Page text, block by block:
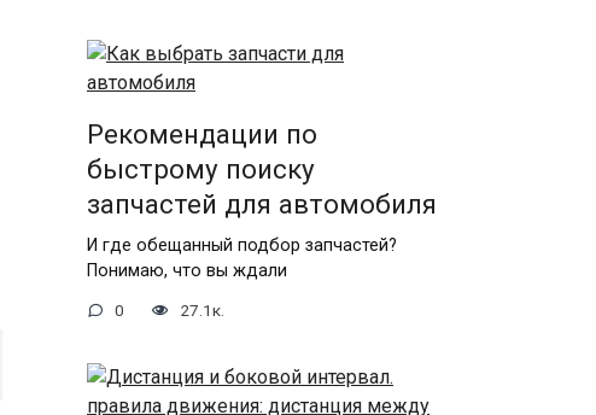
Рекомендации по
быстрому поиску
запчастей для автомобиля
И где обещанный подбор запчастей?
Понимаю, что вы ждали
0 27.1к.